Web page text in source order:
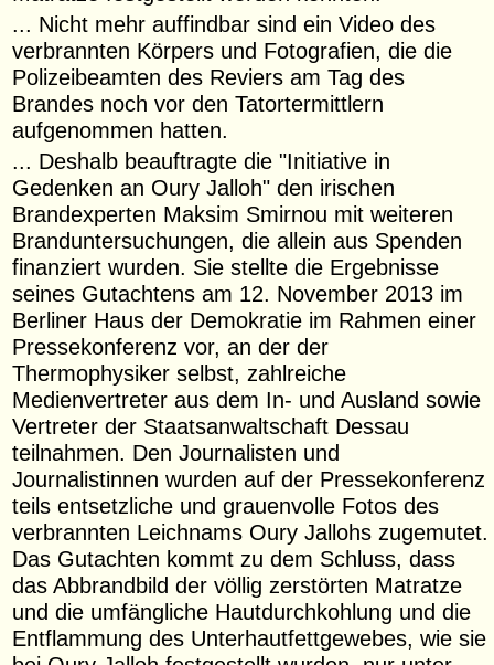
... Nicht mehr auffindbar sind ein Video des
verbrannten Körpers und Fotografien, die die
Polizeibeamten des Reviers am Tag des
Brandes noch vor den Tatortermittlern
aufgenommen hatten.
... Deshalb beauftragte die "Initiative in
Gedenken an Oury Jalloh" den irischen
Brandexperten Maksim Smirnou mit weiteren
Branduntersuchungen, die allein aus Spenden
finanziert wurden. Sie stellte die Ergebnisse
seines Gutachtens am 12. November 2013 im
Berliner Haus der Demokratie im Rahmen einer
Pressekonferenz vor, an der der
Thermophysiker selbst, zahlreiche
Medienvertreter aus dem In- und Ausland sowie
Vertreter der Staatsanwaltschaft Dessau
teilnahmen. Den Journalisten und
Journalistinnen wurden auf der Pressekonferenz
teils entsetzliche und grauenvolle Fotos des
verbrannten Leichnams Oury Jallohs zugemutet.
Das Gutachten kommt zu dem Schluss, dass
das Abbrandbild der völlig zerstörten Matratze
und die umfängliche Hautdurchkohlung und die
Entflammung des Unterhautfettgewebes, wie sie